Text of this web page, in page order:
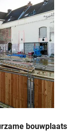
bouwplaats